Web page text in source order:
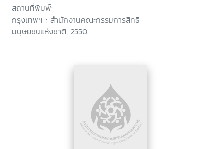
สถานที่พิมพ์:
กรุงเทพฯ : สำนักงานคณะกรรมการสิทธิ
มนุษยชนแห่งชาติ, 2550.